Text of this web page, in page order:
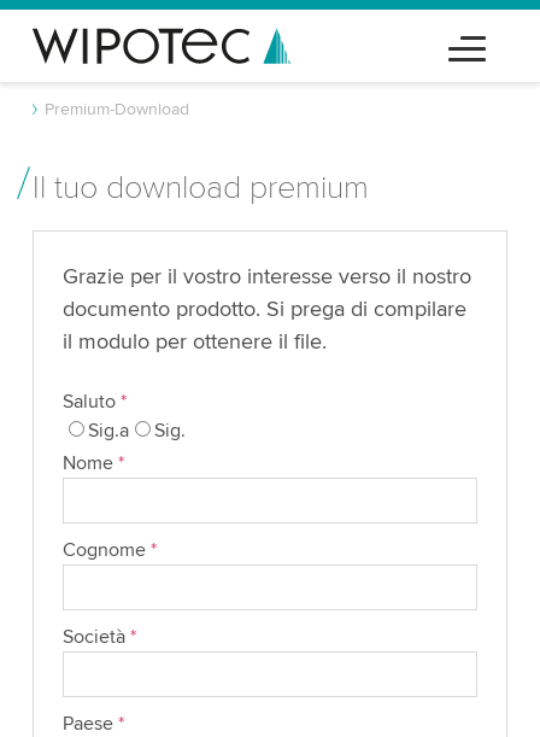
Premium-Download
Il tuo download premium
Grazie per il vostro interesse verso il nostro
documento prodotto. Si prega di compilare
il modulo per ottenere il file.
Saluto *
Sig.a
Sig.
Nome *
Cognome *
Società *
Paese *